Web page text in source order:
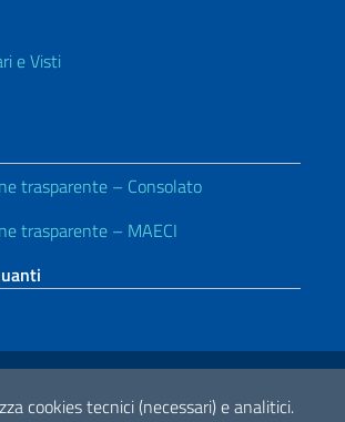
cookies tecnici (necessari) e analitici.
e Visti
trasparente – Consolato
trasparente – MAECI